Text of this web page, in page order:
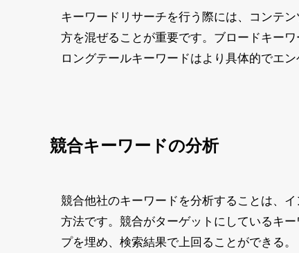
キーワードリサーチを行う際には、コンテ
方を混ぜることが重要です。ブロードキー
ロングテールキーワードはより具体的でエ
競合キーワードの分析
競合他社のキーワードを分析することは、
方法です。競合がターゲットにしているキ
プを埋め、検索結果で上回ることができる。